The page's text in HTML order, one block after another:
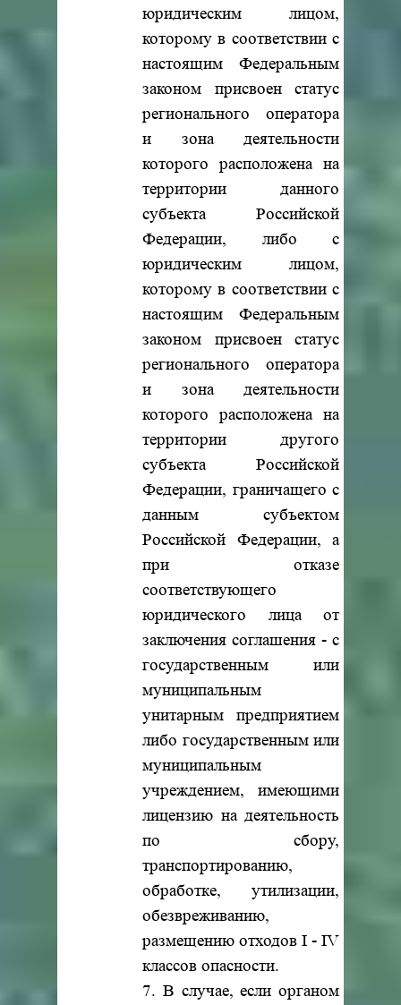
юридическим лицом,
которому в соответствии с
настоящим Федеральным
законом присвоен статус
регионального оператора
и зона деятельности
которого расположена на
территории данного
субъекта Российской
Федерации, либо с
юридическим лицом,
которому в соответствии с
настоящим Федеральным
законом присвоен статус
регионального оператора
и зона деятельности
которого расположена на
территории другого
субъекта Российской
Федерации, граничащего с
данным субъектом
Российской Федерации, а
при отказе
соответствующего
юридического лица от
заключения соглашения - с
государственным или
муниципальным
унитарным предприятием
либо государственным или
муниципальным
учреждением, имеющими
лицензию на деятельность
по сбору,
транспортированию,
обработке, утилизации,
обезвреживанию,
размещению отходов I - IV
классов опасности.
7. В случае, если органом